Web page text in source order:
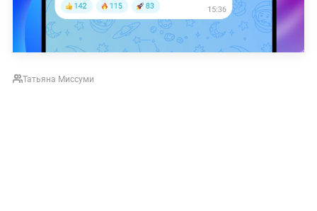
Татьяна Миссуми